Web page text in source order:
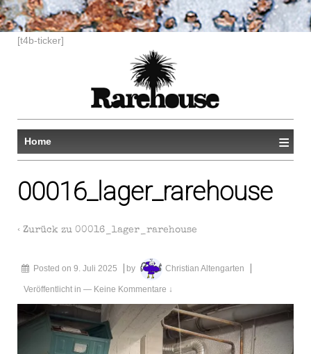
[t4b-ticker]
Home ≡
00016_lager_rarehouse
‹ Zurück zu 00016_lager_rarehouse
Posted on 9. Juli 2025 by Christian Altengarten
Veröffentlicht in — Keine Kommentare ↓